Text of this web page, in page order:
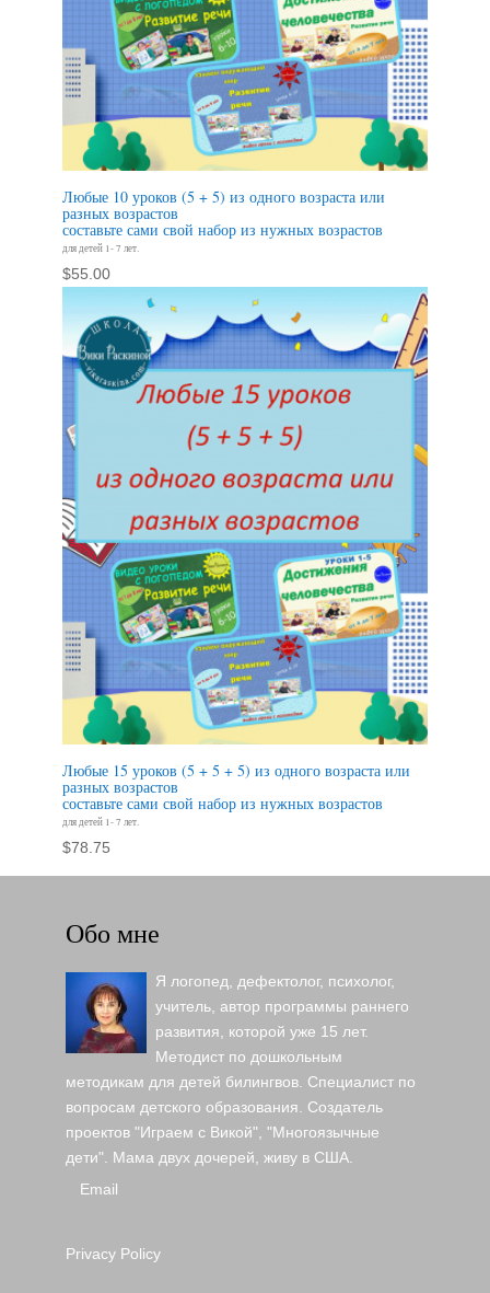
Любые 10 уроков (5 + 5) из одного возраста или
разных возрастов
составьте сами свой набор из нужных возрастов
для детей 1- 7 лет.
$55.00
Любые 15 уроков (5 + 5 + 5) из одного возраста или
разных возрастов
составьте сами свой набор из нужных возрастов
для детей 1- 7 лет.
$78.75
Обо мне
Я логопед, дефектолог, психолог,
учитель, автор программы раннего
развития, которой уже 15 лет.
Методист по дошкольным
методикам для детей билингвов. Специалист по
вопросам детского образования. Создатель
проектов "Играем с Викой", "Многоязычные
дети". Мама двух дочерей, живу в США.
Email
Privacy Policy